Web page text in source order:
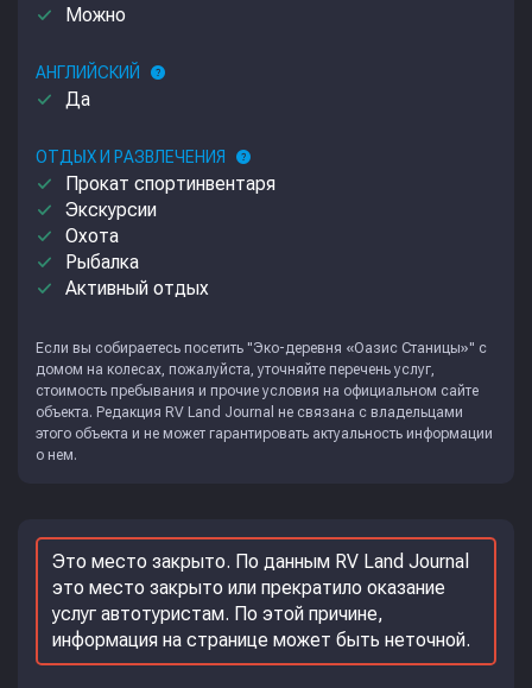
done Можно
АНГЛИЙСКИЙ help
done Да
ОТДЫХ И РАЗВЛЕЧЕНИЯ help
done Прокат спортинвентаря
done Экскурсии
done Охота
done Рыбалка
done Активный отдых
Если вы собираетесь посетить "Эко-деревня «Оазис Станицы»" с
домом на колесах, пожалуйста, уточняйте перечень услуг,
стоимость пребывания и прочие условия на официальном сайте
объекта. Редакция RV Land Journal не связана с владельцами
этого объекта и не может гарантировать актуальность информации
о нем.
Это место закрыто. По данным RV Land Journal
это место закрыто или прекратило оказание
услуг автотуристам. По этой причине,
информация на странице может быть неточной.